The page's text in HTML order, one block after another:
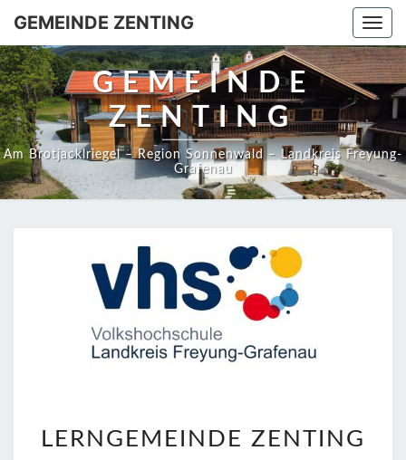
GEMEINDE ZENTING
GEMEINDE
ZENTING
Am Brotjacklriegel – Region Sonnenwald – Landkreis Freyung-
Grafenau
ZENTING
LERNGEMEINDE ZENTING